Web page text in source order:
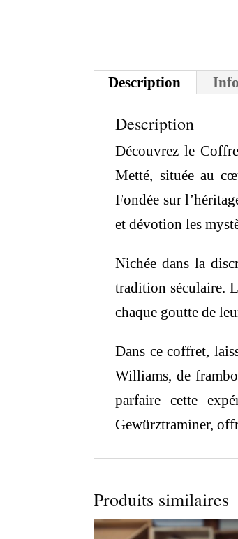
Description
Description
Découvrez le
Metté, située au
Fondée sur
et dévotion les
Nichée dans la
tradition séculaire.
chaque goutte de
Dans ce coffret,
Williams, de
parfaire cette
Gewürztraminer,
Produits similaires